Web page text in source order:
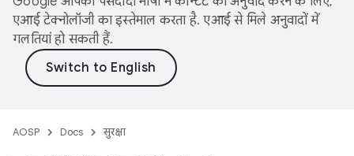
एआई टेक्नोलॉजी का इस्तेमाल करता है. एआई से मिले अनुवादों में
गलतियां हो सकती हैं.
AOSP Docs सुरक्षा